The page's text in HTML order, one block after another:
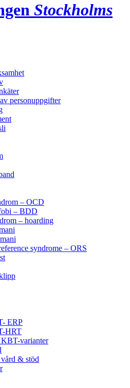
Stockholms
personuppgifter
– OCD
– BDD
– hoarding
syndrome – ORS
ERP
HRT
varianter
& stöd